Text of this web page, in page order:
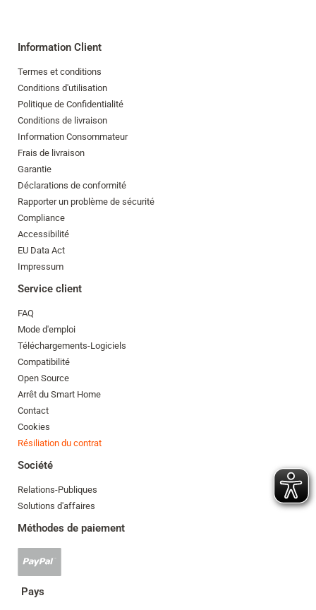
Information Client
Termes et conditions
Conditions d'utilisation
Politique de Confidentialité
Conditions de livraison
Information Consommateur
Frais de livraison
Garantie
Déclarations de conformité
Rapporter un problème de sécurité
Compliance
Accessibilité
EU Data Act
Impressum
Service client
FAQ
Mode d'emploi
Téléchargements-Logiciels
Compatibilité
Open Source
Arrêt du Smart Home
Contact
Cookies
Résiliation du contrat
Société
Relations-Publiques
Solutions d'affaires
Méthodes de paiement
accepté
Pays